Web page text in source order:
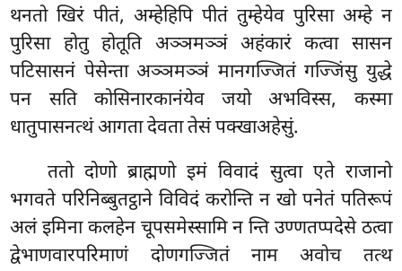
थनतो खिरं पीतं, अम्हेहिपि पीतं तुम्हेयेव पुरिसा अम्हे न
पुरिसा होतु होतूति अञ्ञमञ्ञं अहंकारं कत्वा सासन
पटिसासनं पेसेन्ता अञ्ञमञ्ञं मानगज्जितं गज्जिंसु युद्धे
पन सति कोसिनारकानंयेव जयो अभविस्स, कस्मा
धातुपासनत्थं आगता देवता तेसं पक्खाअहेसुं.
ततो दोणो ब्राह्मणो इमं विवादं सुत्वा एते राजानो
भगवते परिनिब्बुतट्ठाने विविदं करोन्ति न खो पनेतं पतिरूपं
अलं इमिना कलहेन चूपसमेस्सामि न न्ति उण्णतप्पदेसे ठत्वा
द्वेभाणवारपरिमाणं दोणगज्जितं नाम अवोच तत्थ